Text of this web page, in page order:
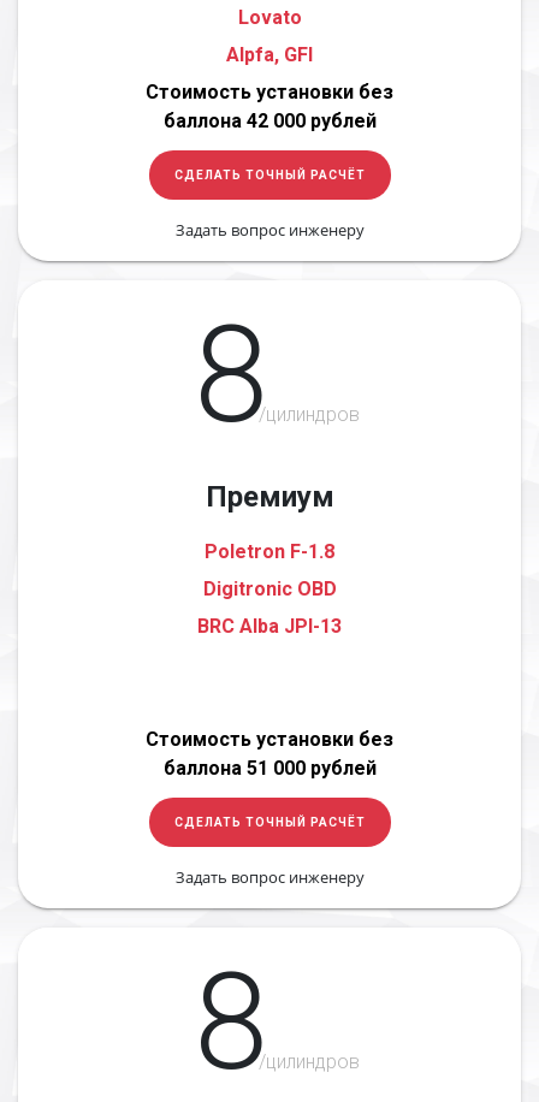
Lovato
Alpfa, GFI
Стоимость установки без
баллона 42 000 рублей
СДЕЛАТЬ ТОЧНЫЙ РАСЧЁТ
Задать вопрос инженеру
8/цилиндров
Премиум
Poletron F-1.8
Digitronic OBD
BRC Alba JPI-13
Стоимость установки без
баллона 51 000 рублей
СДЕЛАТЬ ТОЧНЫЙ РАСЧЁТ
Задать вопрос инженеру
8/цилиндров